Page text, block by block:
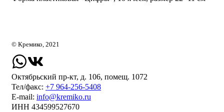
© Кремико, 2021
Октябрьский пр-кт, д. 106, помещ. 1072
Тел/факс: +7 964-256-5408
Е-mail: info@kremiko.ru
ИНН 434599527670